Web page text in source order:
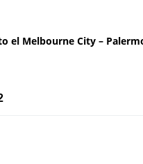
el Melbourne City –